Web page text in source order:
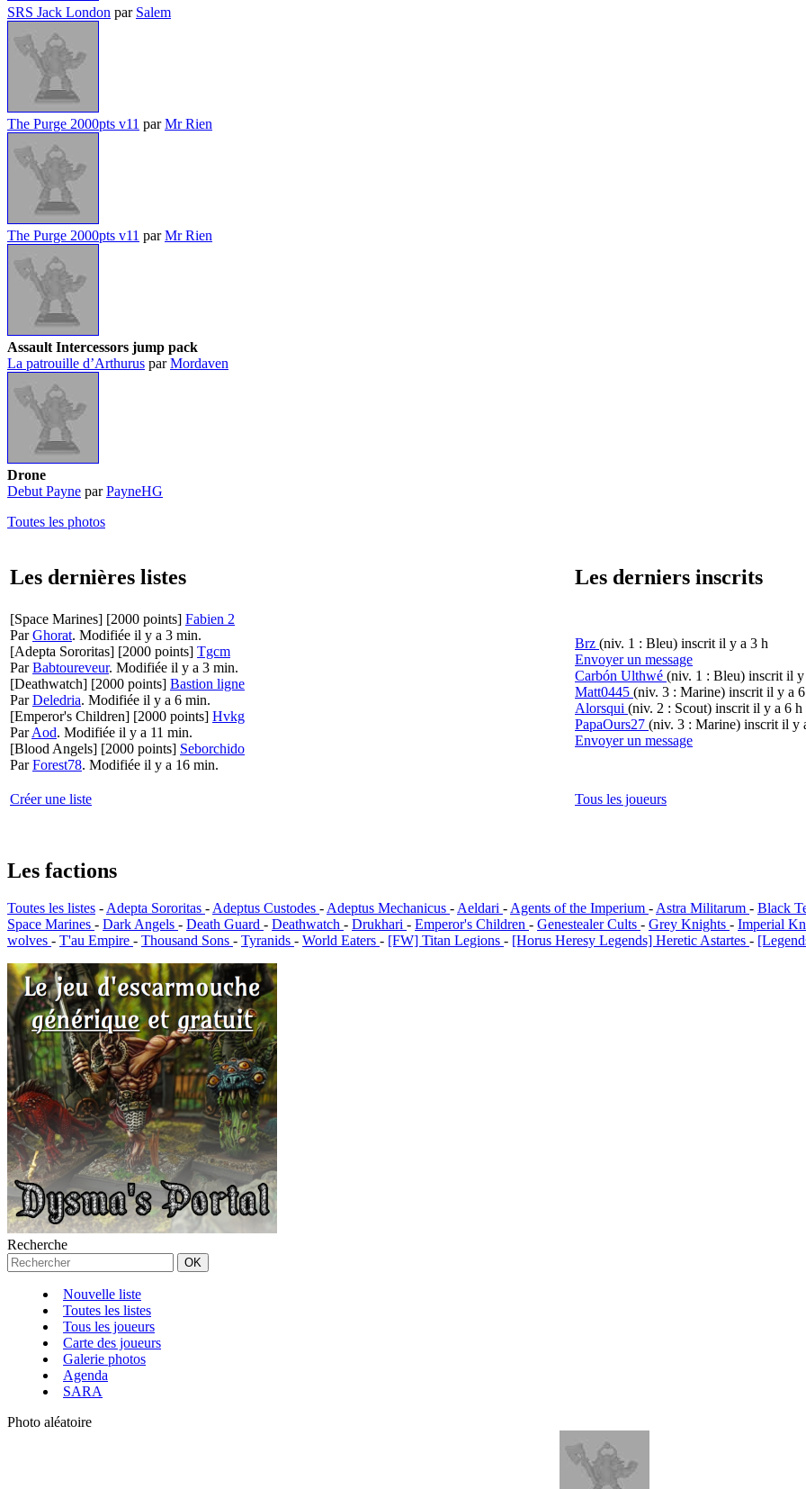
SRS Jack London par Salem
The Purge 2000pts v11 parMr Rien
The Purge 2000pts v11 parMr Rien
Assault Intercessors jump pack
La patrouille d’Arthurus parMordaven
Drone
Debut Payne parPayneHG
Toutes les photos
Les dernières listes Les derniers inscrits
[Space Marines] [2000 points] Fabien 2
ParGhorat. Modifiée il y a 3 min.
[Adepta Sororitas] [2000 points] Tgcm
ParBabtoureveur. Modifiée il y a 3 min.
[Deathwatch] [2000 points] Bastion ligne
ParDeledria. Modifiée il y a 6 min.
[Emperor's Children] [2000 points] Hvkg
ParAod. Modifiée il y a 11 min.
[Blood Angels] [2000 points] Seborchido
ParForest78. Modifiée il y a 16 min.
Brz (niv. 1 : Bleu) inscrit il y a 3 h
Envoyer un message
Carbón Ulthwé (niv. 1 : Bleu) inscrit il y
Matt0445 (niv. 3 : Marine) inscrit il y a
Alorsqui (niv. 2 : Scout) inscrit il y a 6 h
PapaOurs27 (niv. 3 : Marine) inscrit il y
Envoyer un message
Créer une liste Tous les joueurs
Les factions
Toutes les listes -Adepta Sororitas -Adeptus Custodes -Adeptus Mechanicus -Aeldari -Agents of the Imperium -Astra Militarum - Black
Space Marines - Dark Angels - Death Guard - Deathwatch - Drukhari - Emperor's Children - Genestealer Cults - Grey Knights - Imperial
wolves - T'au Empire - Thousand Sons - Tyranids - World Eaters - [FW] Titan Legions - [Horus Heresy Legends] Heretic Astartes -
Recherche
Nouvelle liste
Toutes les listes
Tous les joueurs
Carte des joueurs
Galerie photos
Agenda
SARA
Photo aléatoire